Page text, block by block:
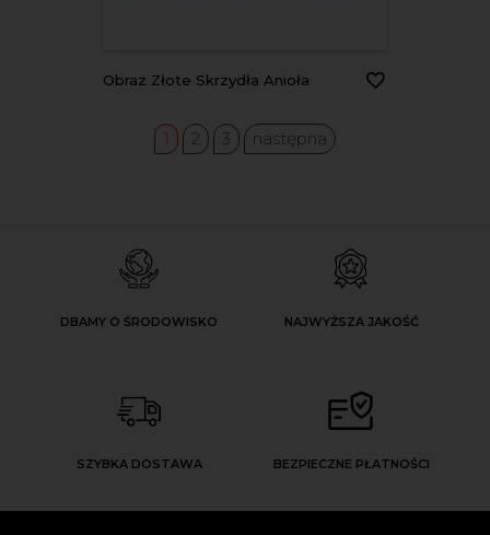
Obraz Złote Skrzydła Anioła
1 2 3 następna
DBAMY O ŚRODOWISKO NAJWYŻSZA JAKOŚĆ
SZYBKA DOSTAWA BEZPIECZNE PŁATNOŚCI